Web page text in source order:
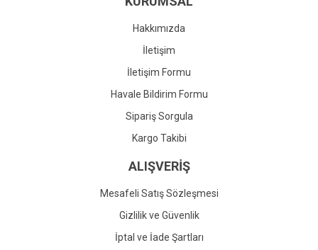
Gönder
Hakkımızda
İletişim
İletişim Formu
Havale Bildirim Formu
Sipariş Sorgula
Kargo Takibi
ALIŞVERİŞ
Mesafeli Satış Sözleşmesi
Gizlilik ve Güvenlik
İptal ve İade Şartları